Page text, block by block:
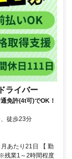
ライバー
免許(4t可)でOK！
徒歩23分
あたり21日 【 勤
残業1～2時間程度